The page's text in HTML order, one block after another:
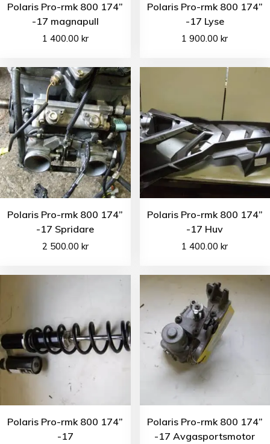
Polaris Pro-rmk 800 174”
-17 magnapull
1 400.00 kr
Polaris Pro-rmk 800 174”
-17 Lyse
1 900.00kr
Polaris Pro-rmk 800 174”
-17 Spridare
2 500.00 kr
Polaris Pro-rmk 800 174”
-17 Huv
1 400.00kr
Polaris Pro-rmk 800 174”
-17
Polaris Pro-rmk 800 174”
-17 Avgasportsmotor